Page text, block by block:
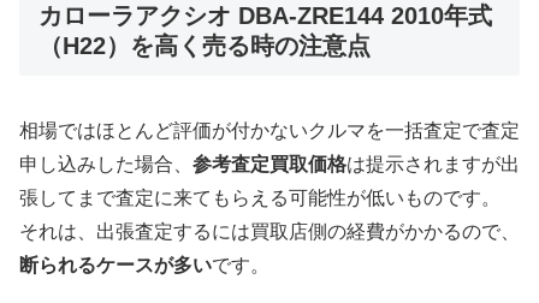
カローラアクシオ DBA-ZRE144 2010年式
（H22）を高く売る時の注意点
相場ではほとんど評価が付かないクルマを一括査定で査定
申し込みした場合、 参考査定買取価格は提示されますが出
張してまで査定に来てもらえる可能性が低いものです。
それは、出張査定するには買取店側の経費がかかるので、
断られるケースが多いです。